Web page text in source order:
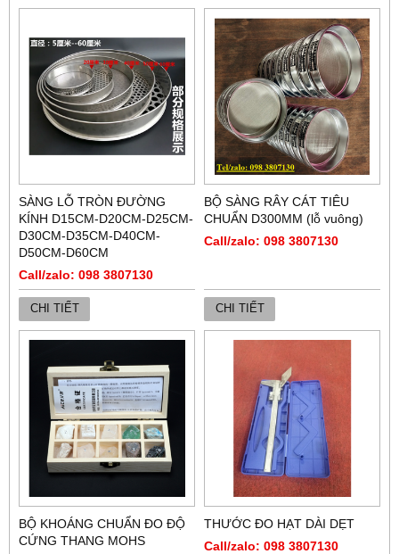
SÀNG LỖ TRÒN ĐƯỜNG
KÍNH D15CM-D20CM-D25CM-
D30CM-D35CM-D40CM-
D50CM-D60CM
Call/zalo: 098 3807130
CHI TIẾT
BỘ SÀNG RÂY CÁT TIÊU
CHUẨN D300MM (lỗ vuông)
Call/zalo: 098 3807130
CHI TIẾT
BỘ KHOÁNG CHUẨN ĐO ĐỘ
CỨNG THANG MOHS
THƯỚC ĐO HẠT DÀI DẸT
Call/zalo: 098 3807130